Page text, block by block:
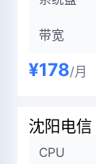
带宽
¥178/月
沈阳电信
CPU